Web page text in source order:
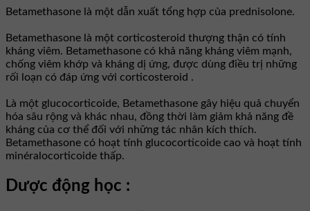
Betamethasone là một dẫn xuất tổng hợp của prednisolone.
Betamethasone là một corticosteroid thượng thận có tính
kháng viêm. Betamethasone có khả năng kháng viêm mạnh,
chống viêm khớp và kháng dị ứng, được dùng điều trị những
rối loạn có đáp ứng với corticosteroid .
Là một glucocorticoide, Betamethasone gây hiệu quả chuyển
hóa sâu rộng và khác nhau, đồng thời làm giảm khả năng đề
kháng của cơ thể đối với những tác nhân kích thích.
Betamethasone có hoạt tính glucocorticoide cao và hoạt tính
minéralocorticoide thấp.
Dược động học :